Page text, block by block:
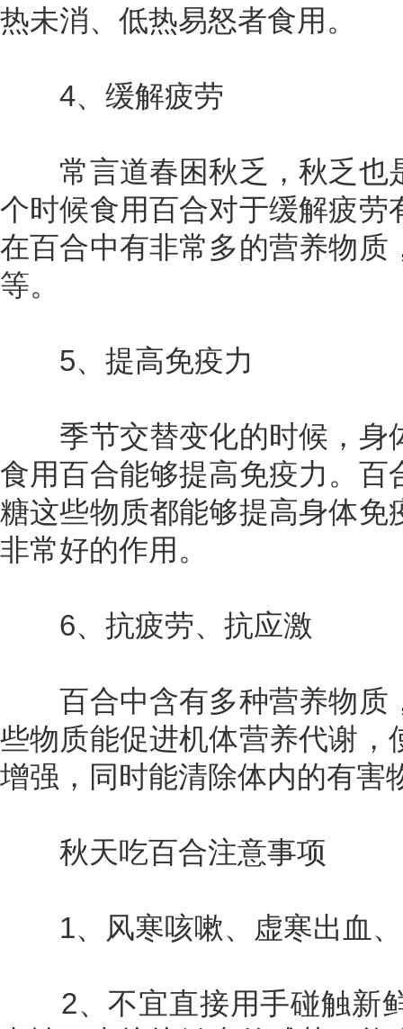
热未消、低热易怒者食用。
4、缓解疲劳
常言道春困秋乏，秋乏也
个时候食用百合对于缓解疲劳
在百合中有非常多的营养物质
等。
5、提高免疫力
季节交替变化的时候，身
食用百合能够提高免疫力。
糖这些物质都能够提高身体免
非常好的作用。
6、抗疲劳、抗应激
百合中含有多种营养物质
些物质能促进机体营养代谢，
增强，同时能清除体内的有害
秋天吃百合注意事项
1、风寒咳嗽、虚寒出血、
2、不宜直接用手碰触新